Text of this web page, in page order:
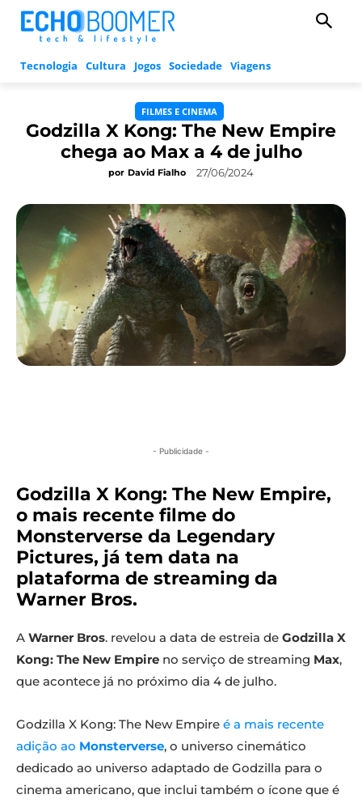
Tecnologia Cultura Jogos Sociedade Viagens
FILMES E CINEMA
Godzilla X Kong: The New Empire
chega ao Max a 4 de julho
por David Fialho 27/06/2024
- Publicidade -
Godzilla X Kong: The New Empire,
o mais recente filme do
Monsterverse da Legendary
Pictures, já tem data na
plataforma de streaming da
Warner Bros.
A Warner Bros. revelou a data de estreia de Godzilla X
Kong: The New Empire no serviço de streaming Max,
que acontece já no próximo dia 4 de julho.
Godzilla X Kong: The New Empire é a mais recente
adição ao Monsterverse, o universo cinemático
dedicado ao universo adaptado de Godzilla para o
cinema americano, que inclui também o ícone que é